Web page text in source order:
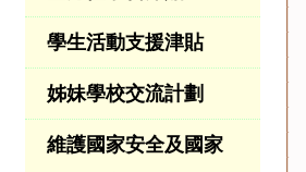
學生活動支援津貼
姊妹學校交流計劃
維護國家安全及國家